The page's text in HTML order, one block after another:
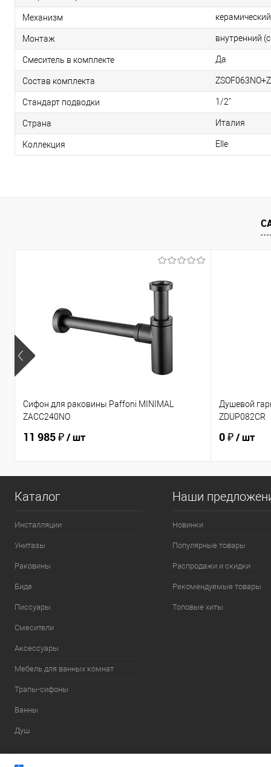
Механизм
Монтаж внутренний
Смеситель в комплекте Да
Состав комплекта
Стандарт подводки 1/2"
Страна Италия
Коллекция Elle
Сифон для раковины Paffoni MINIMAL
ZACC240NO
11 985 ₽/ шт
Душевой
ZDUP082CR
0 ₽/ шт
Каталог
Инсталляции
Унитазы
Раковины
Биде
Писсуары
Смесители
Аксессуары
Мебель для ванных комнат
Трапы-сифоны
Ванны
Душ
Наши
Новинки
Популярные товары
Распродажи и скидки
Рекомендуемые товары
Топовые хиты